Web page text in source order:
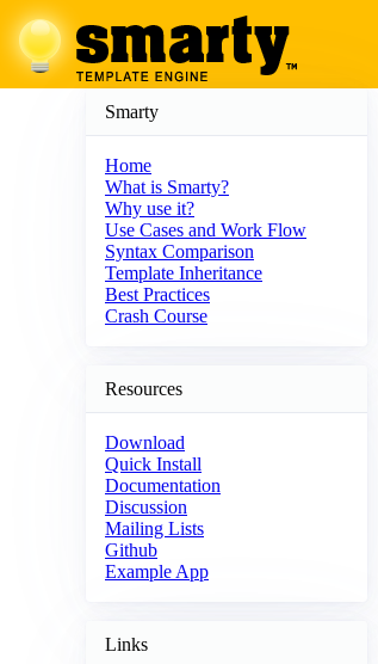
Smarty
Home
What is Smarty?
Why use it?
Use Cases and Work Flow
Syntax Comparison
Template Inheritance
Best Practices
Crash Course
Resources
Download
Quick Install
Documentation
Discussion
Mailing Lists
Github
Example App
Links